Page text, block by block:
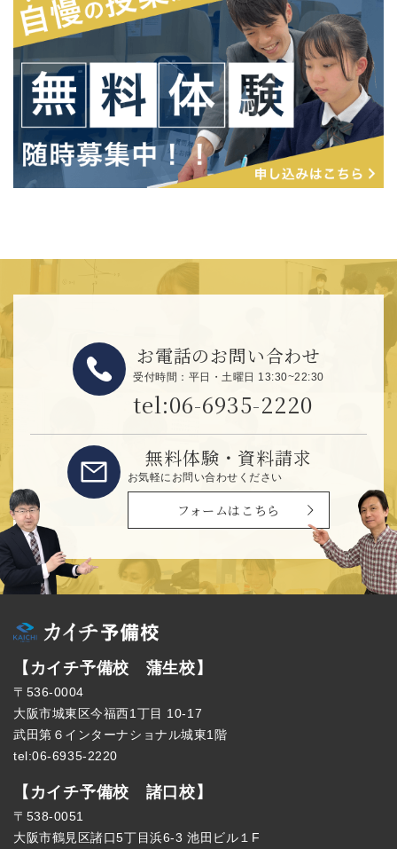
お電話のお問い合わせ
受付時間：平日・土曜日 13:30~22:30
tel:06-6935-2220
無料体験・資料請求
お気軽にお問い合わせください
フォームはこちら
【カイチ予備校 蒲生校】
〒536-0004
大阪市城東区今福西1丁目 10-17
武田第６インターナショナル城東1階
tel:06-6935-2220
【カイチ予備校 諸口校】
〒538-0051
大阪市鶴見区諸口5丁目浜6-3 池田ビル１F